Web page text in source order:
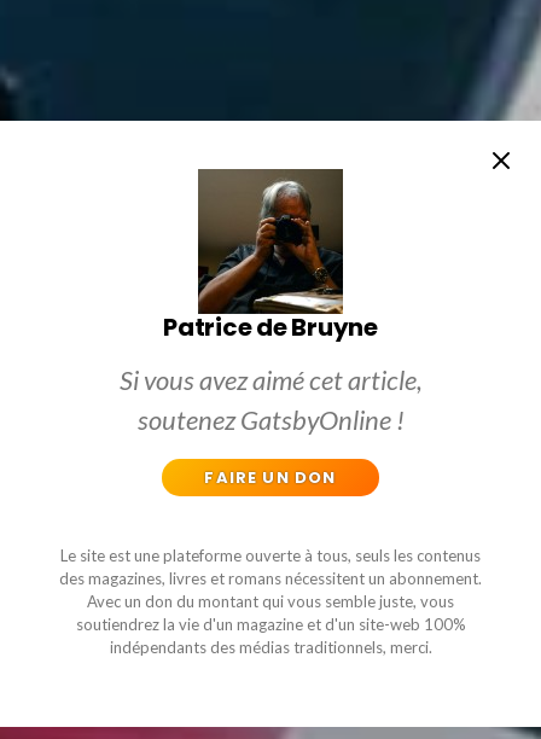
Patrice de Bruyne
Si vous avez aimé cet article,
soutenez GatsbyOnline !
FAIRE UN DON
Le site est une plateforme ouverte à tous, seuls les contenus
des magazines, livres et romans nécessitent un abonnement.
Avec un don du montant qui vous semble juste, vous
soutiendrez la vie d'un magazine et d'un site-web 100%
indépendants des médias traditionnels, merci.